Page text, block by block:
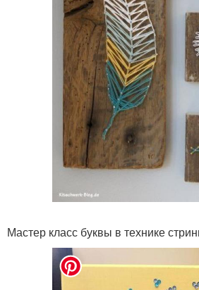
Мастер класс буквы в технике